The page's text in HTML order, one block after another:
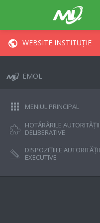
WEBSITE INSTITUȚIE
EMOL
MENIUL PRINCIPAL
HOTĂRÂRILE AUTORITĂȚII
DELIBERATIVE
DISPOZIȚIILE AUTORITĂȚII
EXECUTIVE